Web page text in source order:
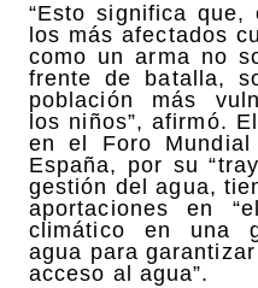
“Esto significa que,
los más afectados
como un arma no
frente de batalla,
población más
los niños”, afirmó.
en el Foro
España, por su
gestión del agua,
aportaciones en
climático en una
agua para
acceso al agua”.